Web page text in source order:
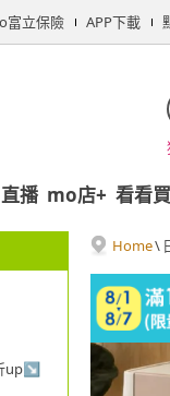
富立保險 APP下載
直播 mo店+ 看看買
up↘
Home\